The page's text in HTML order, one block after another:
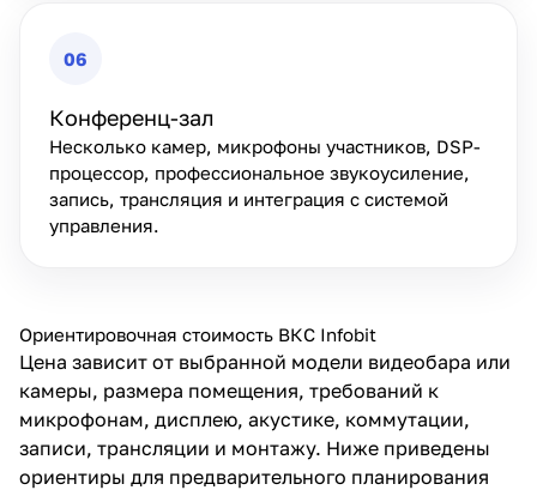
06
Конференц-зал
Несколько камер, микрофоны участников, DSP-
процессор, профессиональное звукоусиление,
запись, трансляция и интеграция с системой
управления.
Ориентировочная стоимость ВКС Infobit
Цена зависит от выбранной модели видеобара или
камеры, размера помещения, требований к
микрофонам, дисплею, акустике, коммутации,
записи, трансляции и монтажу. Ниже приведены
ориентиры для предварительного планирования